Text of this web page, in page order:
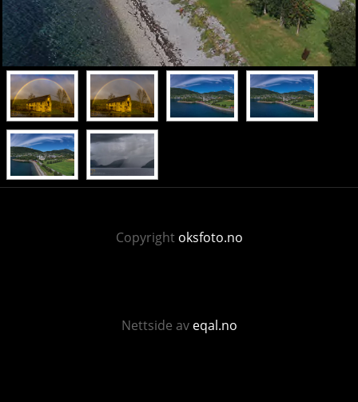
Copyright oksfoto.no
Nettside av eqal.no